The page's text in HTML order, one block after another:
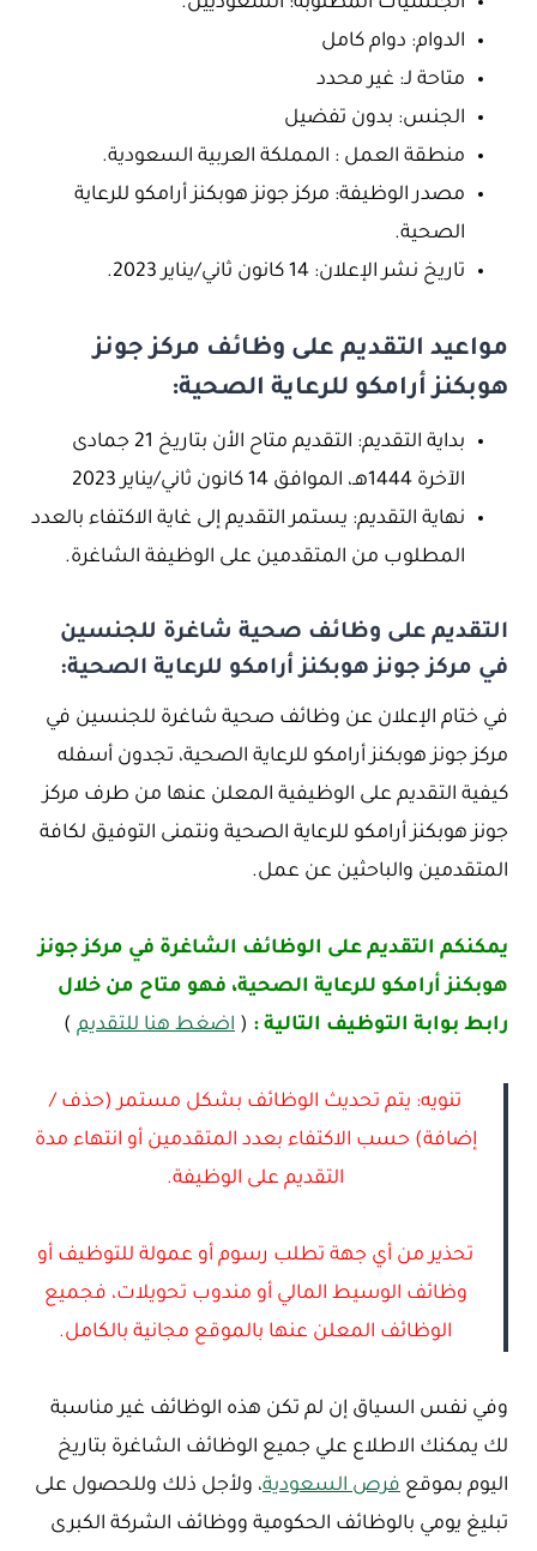
الدوام: دوام كامل
متاحة لـ: غير محدد
الجنس: بدون تفضيل
منطقة العمل : المملكة العربية السعودية.
مصدر الوظيفة: مركز جونز هوبكنز أرامكو للرعاية
الصحية.
تاريخ نشر الإعلان: 14 كانون ثاني/يناير 2023.
مواعيد التقديم على وظائف مركز جونز
هوبكنز أرامكو للرعاية الصحية:
بداية التقديم: التقديم متاح الأن بتاريخ 21 جمادى
الآخرة 1444هـ، الموافق 14 كانون ثاني/يناير 2023
نهاية التقديم: يستمر التقديم إلى غاية الاكتفاء بالعدد
المطلوب من المتقدمين على الوظيفة الشاغرة.
التقديم على وظائف صحية شاغرة للجنسين
في مركز جونز هوبكنز أرامكو للرعاية الصحية:
في ختام الإعلان عن وظائف صحية شاغرة للجنسين في
مركز جونز هوبكنز أرامكو للرعاية الصحية، تجدون أسفله
كيفية التقديم على الوظيفية المعلن عنها من طرف مركز
جونز هوبكنز أرامكو للرعاية الصحية ونتمنى التوفيق لكافة
المتقدمين والباحثين عن عمل.
يمكنكم التقديم على الوظائف الشاغرة في مركز جونز
هوبكنز أرامكو للرعاية الصحية، فهو متاح من خلال
رابط بوابة التوظيف التالية : ( اضغط هنا للتقديم )
تنويه: يتم تحديث الوظائف بشكل مستمر (حذف /
إضافة) حسب الاكتفاء بعدد المتقدمين أو انتهاء مدة
التقديم على الوظيفة.
تحذير من أي جهة تطلب رسوم أو عمولة للتوظيف أو
وظائف الوسيط المالي أو مندوب تحويلات، فجميع
الوظائف المعلن عنها بالموقع مجانية بالكامل.
وفي نفس السياق إن لم تكن هذه الوظائف غير مناسبة
لك يمكنك الاطلاع علي جميع الوظائف الشاغرة بتاريخ
اليوم بموقع فرص السعودية، ولأجل ذلك وللحصول على
تبليغ يومي بالوظائف الحكومية ووظائف الشركة الكبرى